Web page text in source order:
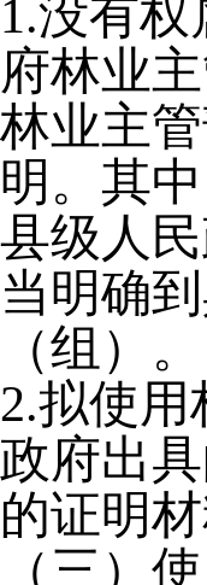
1.没有
府林业
林业主
明。其
县级人
当明确
（组）。
2.拟使
政府出
的证明材
（三）